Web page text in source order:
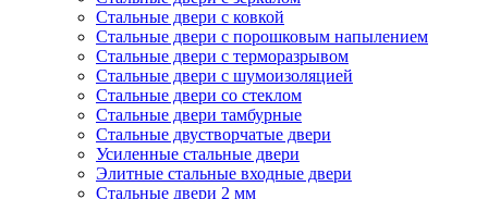
Стальные двери с ковкой
Стальные двери с порошковым напылением
Стальные двери с терморазрывом
Стальные двери с шумоизоляцией
Стальные двери со стеклом
Стальные двери тамбурные
Стальные двустворчатые двери
Усиленные стальные двери
Элитные стальные входные двери
Стальные двери 2 мм